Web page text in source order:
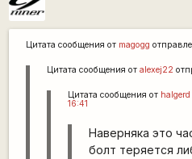
Цитата сообщения от magogg
Цитата сообщения от alexej22
Цитата сообщения от halgerd
16:41
Наверняка это
болт теряется